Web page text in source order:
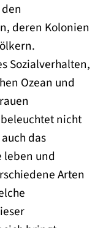
deren Kolonien
Sozialverhalten,
Ozean und
nicht
das
leben und
Arten